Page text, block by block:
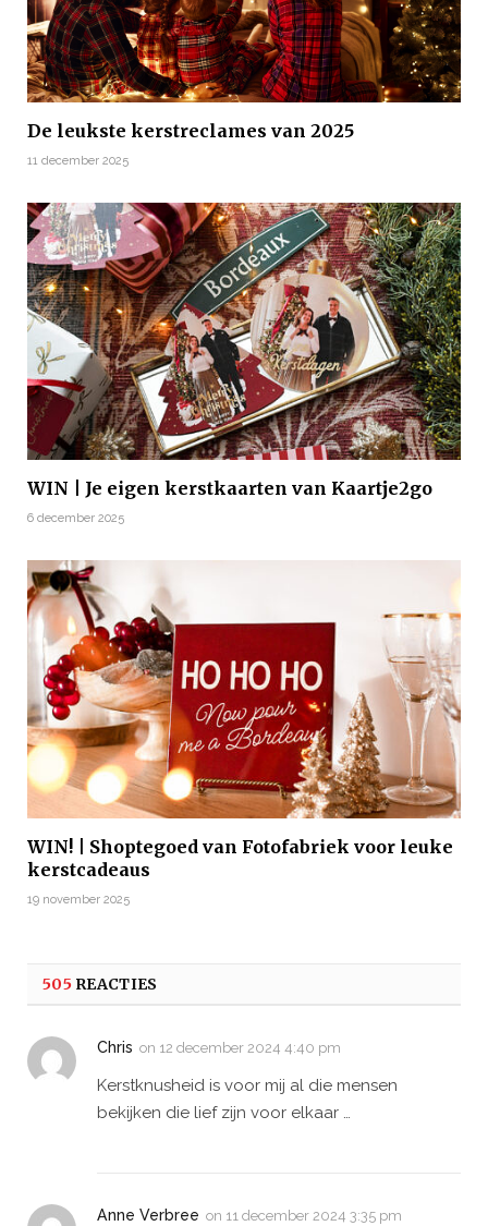
De leukste kerstreclames van 2025
11 december 2025
WIN | Je eigen kerstkaarten van Kaartje2go
6 december 2025
WIN! | Shoptegoed van Fotofabriek voor leuke
kerstcadeaus
19 november 2025
505 REACTIES
Chris on 12 december 2024 4:40 pm
Kerstknusheid is voor mij al die mensen
bekijken die lief zijn voor elkaar …
Anne Verbree on 11 december 2024 3:35 pm